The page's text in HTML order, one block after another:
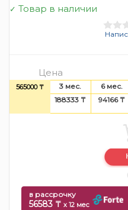
✓ Товар в наличии
Цена
565000 ₸ 3 мес. 6 мес.
188333 ₸
94166 ₸
в рассрочку
56583 ₸ x 12 мес